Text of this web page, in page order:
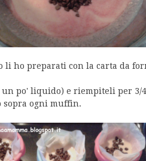
ho preparati con la carta da
po' liquido) e riempiteli per 3/
sopra ogni muffin.